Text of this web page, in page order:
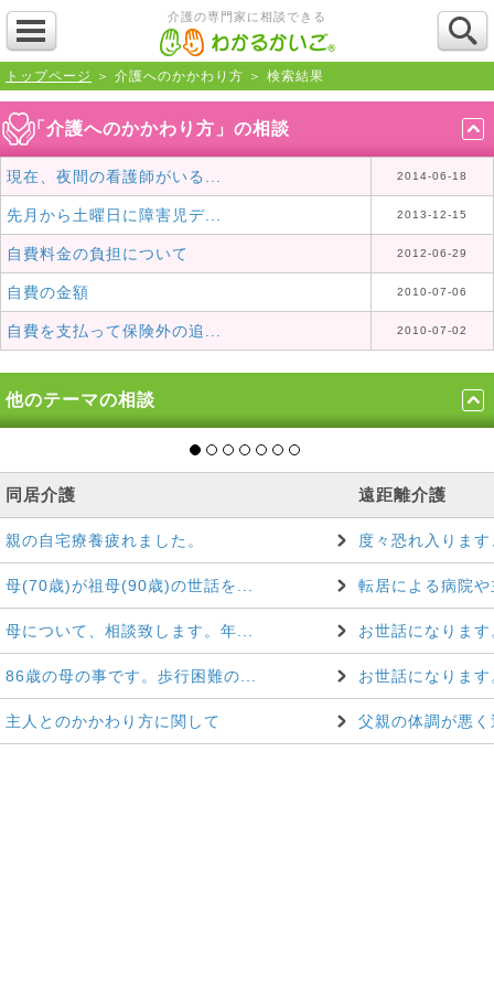
介護の専門家に相談できる
トップページ ＞ 介護へのかかわり方 ＞ 検索結果
「介護へのかかわり方」の相談
現在、夜間の看護師がいる... 2014-06-18
先月から土曜日に障害児デ... 2013-12-15
自費料金の負担について 2012-06-29
自費の金額 2010-07-06
自費を支払って保険外の追... 2010-07-02
他のテーマの相談
同居介護
親の自宅療養疲れました。
母(70歳)が祖母(90歳)の世話を...
母について、相談致します。年...
86歳の母の事です。歩行困難の...
主人とのかかわり方に関して
遠距離介護
度々恐れ入りま
転居による病院
お世話になりま
お世話になりま
父親の体調が悪